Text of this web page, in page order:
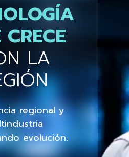
LA
regional y
evolución.